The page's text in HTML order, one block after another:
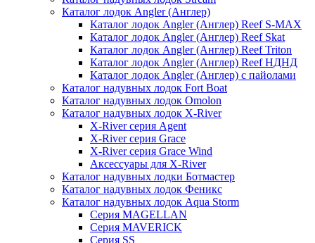
Каталог лодок Angler (Англер)
Каталог лодок Angler (Англер) Reef S-MAX
Каталог лодок Angler (Англер) Reef Skat
Каталог лодок Angler (Англер) Reef Triton
Каталог лодок Angler (Англер) Reef НДНД
Каталог лодок Angler (Англер) с пайолами
Каталог надувных лодок Fort Boat
Каталог надувных лодок Omolon
Каталог надувных лодок X-River
X-River серия Agent
X-River серия Grace
X-River серия Grace Wind
Аксессуары для X-River
Каталог надувных лодки Ботмастер
Каталог надувных лодок Феникc
Каталог надувных лодок Aqua Storm
Серия MAGELLAN
Серия MAVERICK
Серия SS